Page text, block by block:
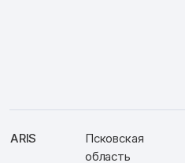
ARIS
Псковская
область